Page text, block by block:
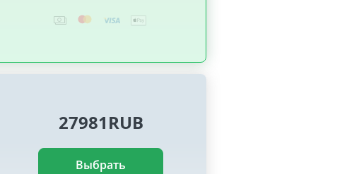
27981RUB
Выбрать